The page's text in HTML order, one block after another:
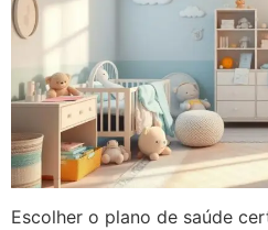
Escolher o plano de saúde